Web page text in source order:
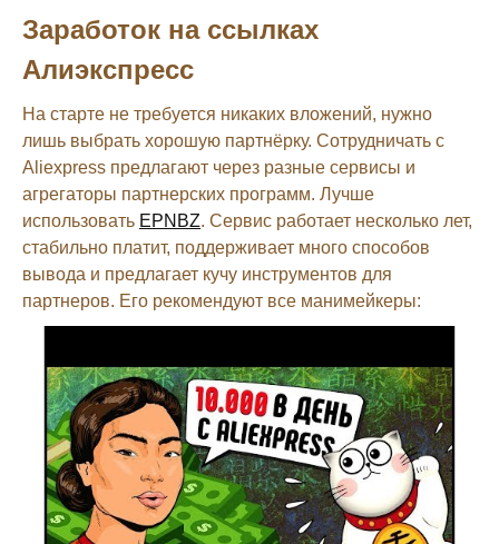
Заработок на ссылках
Алиэкспресс
На старте не требуется никаких вложений, нужно
лишь выбрать хорошую партнёрку. Сотрудничать с
Aliexpress предлагают через разные сервисы и
агрегаторы партнерских программ. Лучше
использовать EPNBZ. Сервис работает несколько лет,
стабильно платит, поддерживает много способов
вывода и предлагает кучу инструментов для
партнеров. Его рекомендуют все манимейкеры: